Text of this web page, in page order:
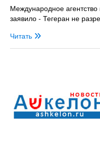
Международное
заявило - Тегеран не
Читать